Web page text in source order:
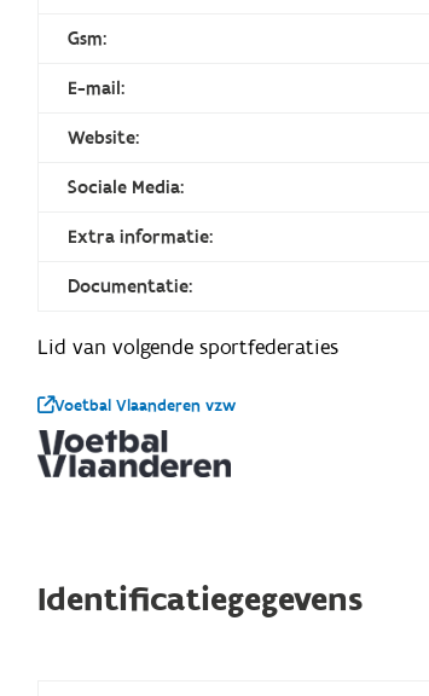
Gsm:
E-mail:
Website:
Sociale Media:
Extra informatie:
Documentatie:
Lid van volgende sportfederaties
Voetbal Vlaanderen vzw
Identificatiegegevens